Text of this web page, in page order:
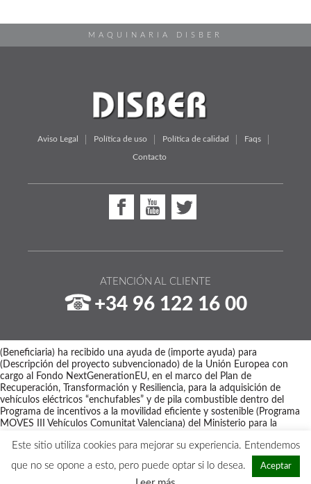
MAQUINARIA DISBER
Aviso Legal Política de uso Política de calidad Faqs
Contacto
ATENCIÓN AL CLIENTE
+34 96 122 16 00
(Beneficiaria) ha recibido una ayuda de (importe ayuda) para
(Descripción del proyecto subvencionado) de la Unión Europea con
cargo al Fondo NextGenerationEU, en el marco del Plan de
Recuperación, Transformación y Resiliencia, para la adquisición de
vehículos eléctricos “enchufables” y de pila combustible dentro del
Programa de incentivos a la movilidad eficiente y sostenible (Programa
MOVES III Vehículos Comunitat Valenciana) del Ministerio para la
gestionado por el Instituto Valenciano de Competitividad Empresarial
Copyright © 2026 - Maquinaria Disber
Este sitio utiliza cookies para mejorar su experiencia. Entendemos
que no se opone a esto, pero puede optar si lo desea.
Aceptar